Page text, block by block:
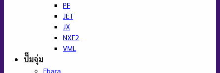
PF
JET
JX
NXF2
VML
ปั๊มจุ่ม
Ebara